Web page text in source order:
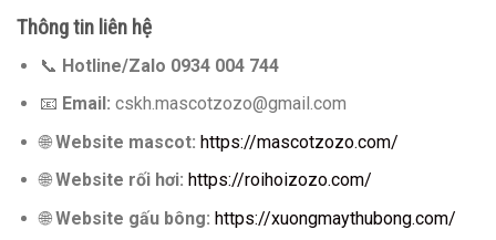
Thông tin liên hệ
📞 Hotline/Zalo 0934 004 744
📧 Email: cskh.mascotzozo@gmail.com
🌐Website mascot: https://mascotzozo.com/
🌐Website rối hơi: https://roihoizozo.com/
🌐Website gấu bông: https://xuongmaythubong.com/